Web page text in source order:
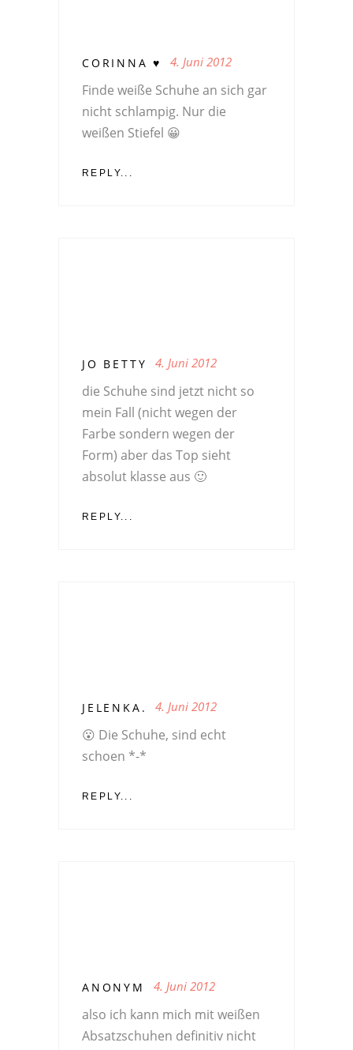
CORINNA ♥ 4. Juni 2012
Finde weiße Schuhe an sich gar
nicht schlampig. Nur die
weißen Stiefel 😀
REPLY...
JO BETTY 4. Juni 2012
die Schuhe sind jetzt nicht so
mein Fall (nicht wegen der
Farbe sondern wegen der
Form) aber das Top sieht
absolut klasse aus 🙂
REPLY...
JELENKA. 4. Juni 2012
😮 Die Schuhe, sind echt
schoen *-*
REPLY...
ANONYM 4. Juni 2012
also ich kann mich mit weißen
Absatzschuhen definitiv nicht